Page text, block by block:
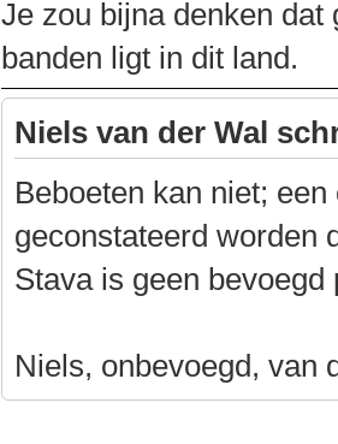
Je zou bijna denken
banden ligt in dit land.
Niels van der Wal
Beboeten kan niet;
geconstateerd worden
Stava is geen bevoegd
Niels, onbevoegd, van